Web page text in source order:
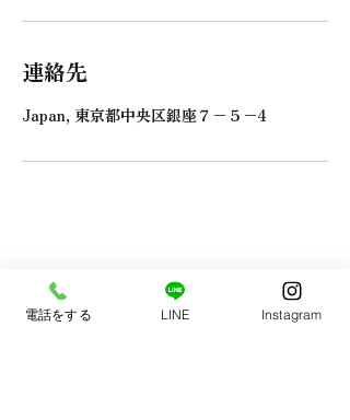
連絡先
Japan, 東京都中央区銀座７−５−4
電話をする LINE Instagram